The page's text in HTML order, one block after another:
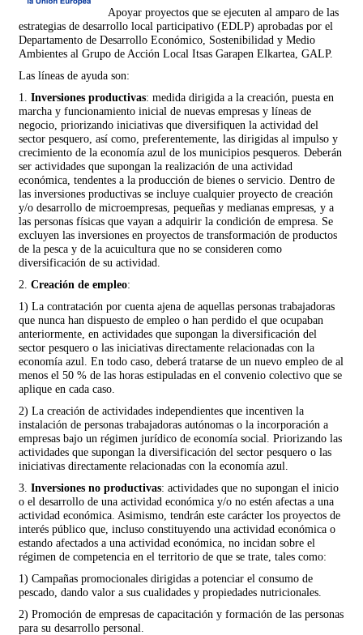
Apoyar proyectos que se ejecuten al amparo de las
estrategias de desarrollo local participativo (EDLP) aprobadas por el
Departamento de Desarrollo Económico, Sostenibilidad y Medio
Ambientes al Grupo de Acción Local Itsas Garapen Elkartea, GALP.
Las líneas de ayuda son:
1. Inversiones productivas: medida dirigida a la creación, puesta en
marcha y funcionamiento inicial de nuevas empresas y líneas de
negocio, priorizando iniciativas que diversifiquen la actividad del
sector pesquero, así como, preferentemente, las dirigidas al impulso y
crecimiento de la economía azul de los municipios pesqueros. Deberán
ser actividades que supongan la realización de una actividad
económica, tendentes a la producción de bienes o servicio. Dentro de
las inversiones productivas se incluye cualquier proyecto de creación
y/o desarrollo de microempresas, pequeñas y medianas empresas, y a
las personas físicas que vayan a adquirir la condición de empresa. Se
excluyen las inversiones en proyectos de transformación de productos
de la pesca y de la acuicultura que no se consideren como
diversificación de su actividad.
2. Creación de empleo:
1) La contratación por cuenta ajena de aquellas personas trabajadoras
que nunca han dispuesto de empleo o han perdido el que ocupaban
anteriormente, en actividades que supongan la diversificación del
sector pesquero o las iniciativas directamente relacionadas con la
economía azul. En todo caso, deberá tratarse de un nuevo empleo de al
menos el 50 % de las horas estipuladas en el convenio colectivo que se
aplique en cada caso.
2) La creación de actividades independientes que incentiven la
instalación de personas trabajadoras autónomas o la incorporación a
empresas bajo un régimen jurídico de economía social. Priorizando las
actividades que supongan la diversificación del sector pesquero o las
iniciativas directamente relacionadas con la economía azul.
3. Inversiones no productivas: actividades que no supongan el inicio
o el desarrollo de una actividad económica y/o no estén afectas a una
actividad económica. Asimismo, tendrán este carácter los proyectos de
interés público que, incluso constituyendo una actividad económica o
estando afectados a una actividad económica, no incidan sobre el
régimen de competencia en el territorio de que se trate, tales como:
1) Campañas promocionales dirigidas a potenciar el consumo de
pescado, dando valor a sus cualidades y propiedades nutricionales.
2) Promoción de empresas de capacitación y formación de las personas
para su desarrollo personal.